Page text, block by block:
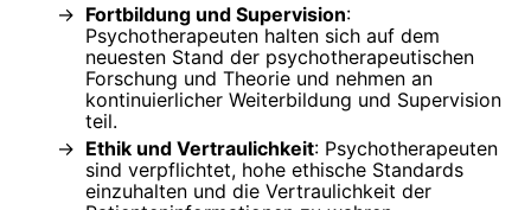
Fortbildung und Supervision:
Psychotherapeuten halten sich auf dem
neuesten Stand der psychotherapeutischen
Forschung und Theorie und nehmen an
kontinuierlicher Weiterbildung und Supervision
teil.
Ethik und Vertraulichkeit: Psychotherapeuten
sind verpflichtet, hohe ethische Standards
einzuhalten und die Vertraulichkeit der